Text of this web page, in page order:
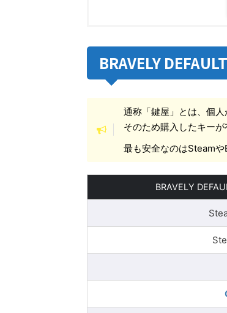
BRAVELY
通称「鍵屋」とは、個
そのため購入したキー
最も安全なのはSteamや
BRAVELY